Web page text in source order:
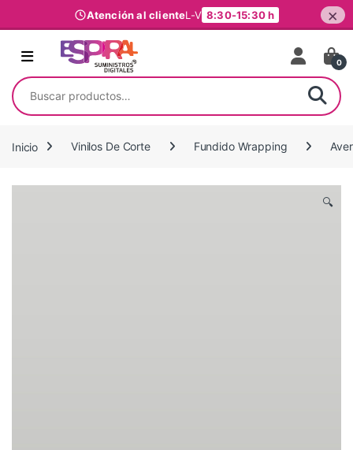
Atención al clienteL-V 8:30-15:30 h ×
Ir al contenido
0
Buscar por:
Inicio Vinilos De Corte Fundido Wrapping
🔍